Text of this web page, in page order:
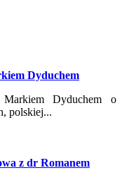
Dyduchem
Dyduchem o
polskiej...
z dr Romanem